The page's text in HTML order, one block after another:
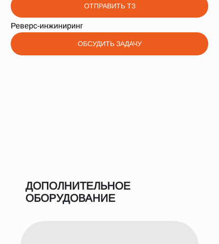
ОТПРАВИТЬ ТЗ
Реверс-инжиниринг
ОБСУДИТЬ ЗАДАЧУ
ДОПОЛНИТЕЛЬНОЕ
ОБОРУДОВАНИЕ